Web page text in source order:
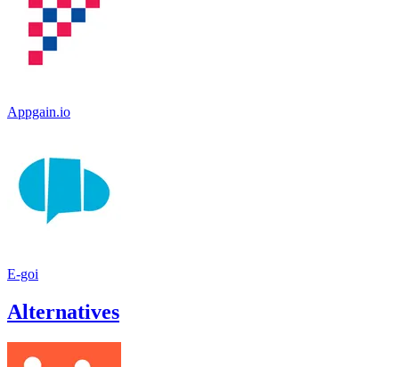
Appgain.io
E-goi
Alternatives